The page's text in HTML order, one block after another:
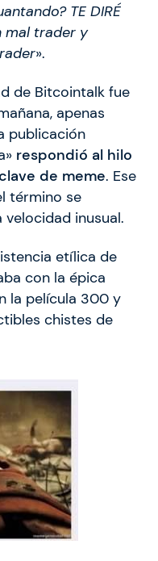
TE DIRÉ
mal trader y
».
de Bitcointalk fue
apenas
publicación
respondió al hilo
de meme. Ese
término se
inusual.
etílica de
con la épica
la película 300 y
chistes de